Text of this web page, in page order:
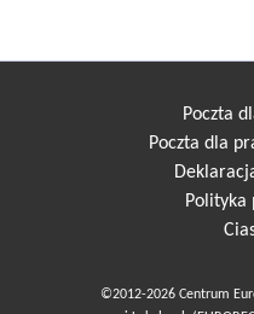
Poczta
Poczta dla
Polityka
©2012-2026 Centrum